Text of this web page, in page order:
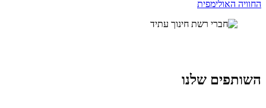
החוויה האולימפית
השותפים שלנו